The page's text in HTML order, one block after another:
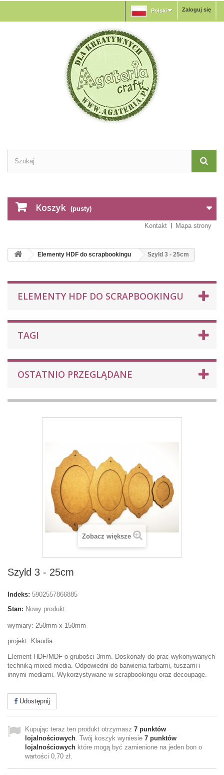
Zaloguj się
Polski
Koszyk (pusty)
Kontakt Mapa strony
Elementy HDF do scrapbookingu Szyld 3 - 25cm
ELEMENTY HDF DO SCRAPBOOKINGU
TAGI
OSTATNIO PRZEGLĄDANE
Zobacz większe
Szyld 3 - 25cm
Indeks: 5902557866885
Stan: Nowy produkt
wymiary: 250mm x 150mm
projekt: Klaudia
Element HDF/MDF o grubości 3mm. Doskonały do prac wykonywanych
techniką mixed media. Odpowiedni do barwienia farbami, tuszami i
innymi mediami. Wykorzystywane w scrapbookingu oraz decoupage.
Udostępnij
Kupując teraz ten produkt otrzymasz 7 punktów
lojalnościowych. Twój koszyk wyniesie 7 punktów
lojalnościowych które mogą być zamienione na jeden bon o
wartości 0,70 zł.